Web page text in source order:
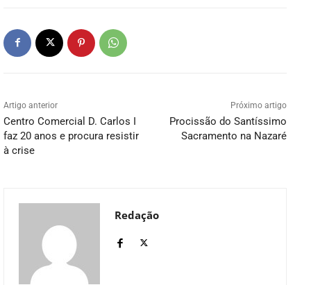
Artigo anterior
Centro Comercial D. Carlos I
faz 20 anos e procura resistir
à crise
Próximo artigo
Procissão do Santíssimo
Sacramento na Nazaré
Redação